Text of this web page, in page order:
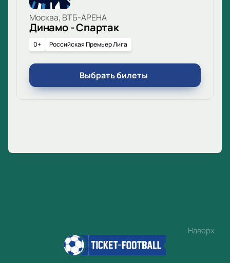
Москва, ВТБ-АРЕНА
Динамо - Спартак
0+ Российская Премьер Лига
Выбрать билеты
Наверх